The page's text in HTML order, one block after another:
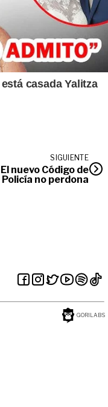
SIGUIENTE
El nuevo Código de
Policía no perdona
GORILABS